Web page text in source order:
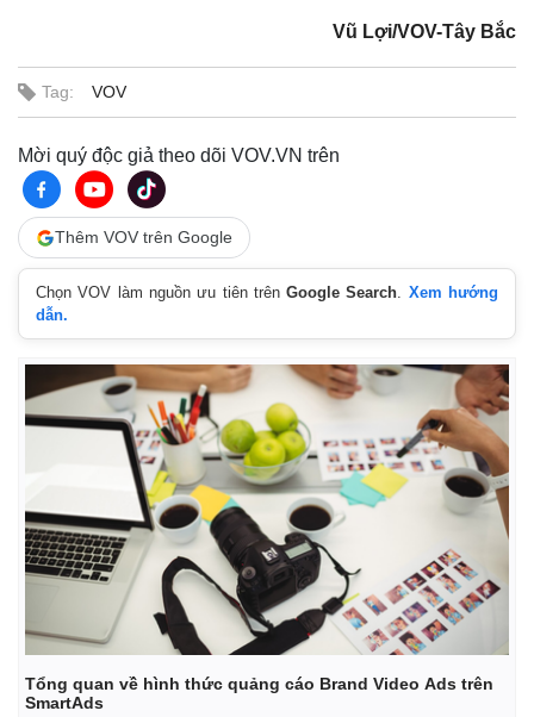
Thế giới
Quan sát
Multimedia
E-Magazine
Infographic
Vũ Lợi/VOV-Tây Bắc
Tag: VOV
Mời quý độc giả theo dõi VOV.VN trên
Thêm VOV trên Google
Chọn VOV làm nguồn ưu tiên trênGoogle Search. Xem hướng
dẫn.
Tổng quan về hình thức quảng cáo Brand Video Ads trên
SmartAds